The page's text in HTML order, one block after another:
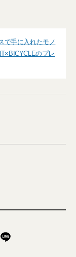
で手に入れたモノ
のプレ